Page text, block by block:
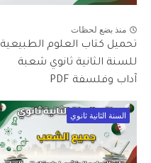
منذ بضع لحظات
تحميل كتاب العلوم الطبيعية
للسنة الثانية ثانوي شعبة
آداب وفلسفة PDF
السنة الثانية ثانوي